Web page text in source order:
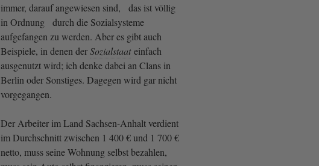
immer, darauf angewiesen sind, das ist völlig
in Ordnung durch die Sozialsysteme
aufgefangen zu werden. Aber es gibt auch
Beispiele, in denen derSozialstaat einfach
ausgenutzt wird; ich denke dabei an Clans in
Berlin oder Sonstiges. Dagegen wird gar nicht
vorgegangen.
Der Arbeiter im Land Sachsen-Anhalt verdient
im Durchschnitt zwischen 1 400 € und 1 700 €
netto, muss seine Wohnung selbst bezahlen,